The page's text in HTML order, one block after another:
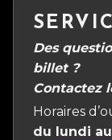
Des
billet ?
Contactez
Horaires
du lundi